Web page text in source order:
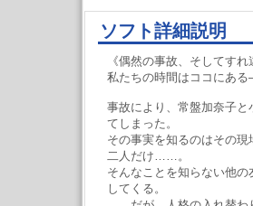
ソフト詳細説明
《偶然の事故、そしてす
私たちの時間はココにあ
事故により、常盤加奈子と
てしまった。
その事実を知るのはその
二人だけ……。
そんなことを知らない他
してくる。